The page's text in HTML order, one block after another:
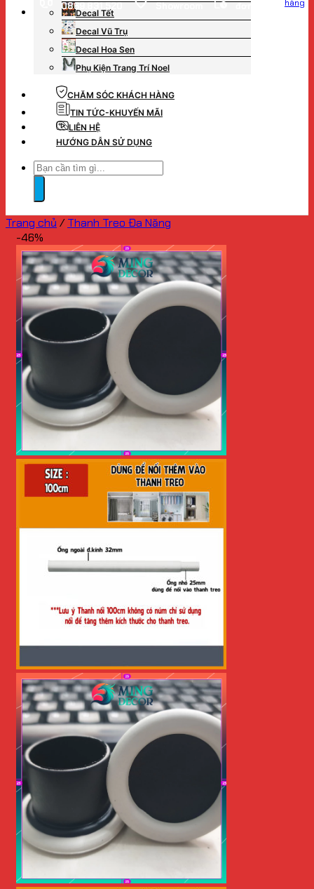
0869.831.520
Showroom
đơn hàng
hàng
Decal Tết
Decal Vũ Trụ
Decal Hoa Sen
Phụ Kiện Trang Trí Noel
CHĂM SÓC KHÁCH HÀNG
TIN TỨC-KHUYẾN MÃI
LIÊN HỆ
HƯỚNG DẪN SỬ DỤNG
Tìm
kiếm:
Trang chủ / Thanh Treo Đa Năng
-46%